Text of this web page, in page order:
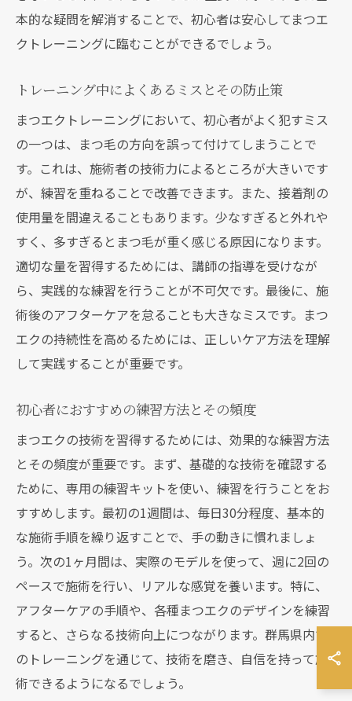
本的な疑問を解消することで、初心者は安心してまつエ
クトレーニングに臨むことができるでしょう。
トレーニング中によくあるミスとその防止策
まつエクトレーニングにおいて、初心者がよく犯すミス
の一つは、まつ毛の方向を誤って付けてしまうことで
す。これは、施術者の技術力によるところが大きいです
が、練習を重ねることで改善できます。また、接着剤の
使用量を間違えることもあります。少なすぎると外れや
すく、多すぎるとまつ毛が重く感じる原因になります。
適切な量を習得するためには、講師の指導を受けなが
ら、実践的な練習を行うことが不可欠です。最後に、施
術後のアフターケアを怠ることも大きなミスです。まつ
エクの持続性を高めるためには、正しいケア方法を理解
して実践することが重要です。
初心者におすすめの練習方法とその頻度
まつエクの技術を習得するためには、効果的な練習方法
とその頻度が重要です。まず、基礎的な技術を確認する
ために、専用の練習キットを使い、練習を行うことをお
すすめします。最初の1週間は、毎日30分程度、基本的
な施術手順を繰り返すことで、手の動きに慣れましょ
う。次の1ヶ月間は、実際のモデルを使って、週に2回の
ペースで施術を行い、リアルな感覚を養います。特に、
アフターケアの手順や、各種まつエクのデザインを練習
すると、さらなる技術向上につながります。群馬県内で
のトレーニングを通じて、技術を磨き、自信を持って施
術できるようになるでしょう。